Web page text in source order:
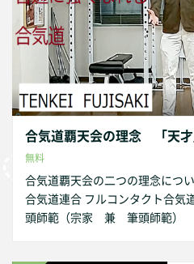
無料
合気道覇天会の二つの理念につ
合気道連合 フルコンタクト合
頭師範（宗家 兼 筆頭師範）